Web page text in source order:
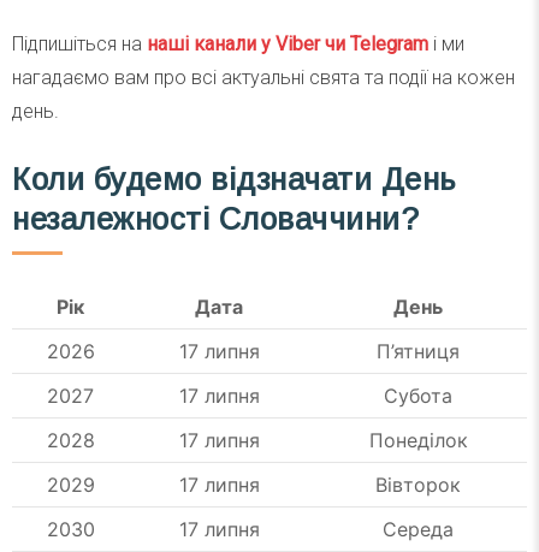
Підпишіться на наші канали у Viber чи Telegram і ми
нагадаємо вам про всі актуальні свята та події на кожен
день.
Коли будемо відзначати День
незалежності Словаччини?
Рік Дата
День
2026
17 липня
П’ятниця
2027
17 липня
Субота
2028
17 липня
Понеділок
2029
17 липня
Вівторок
2030
17 липня Середа